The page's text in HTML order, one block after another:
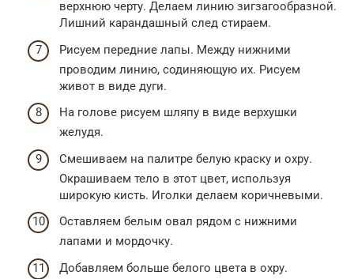
верхнюю черту. Делаем линию зигзагообразной.
Лишний карандашный след стираем.
Рисуем передние лапы. Между нижними
проводим линию, содиняющую их. Рисуем
живот в виде дуги.
На голове рисуем шляпу в виде верхушки
желудя.
Смешиваем на палитре белую краску и охру.
Окрашиваем тело в этот цвет, используя
широкую кисть. Иголки делаем коричневыми.
Оставляем белым овал рядом с нижними
лапами и мордочку.
Добавляем больше белого цвета в охру.